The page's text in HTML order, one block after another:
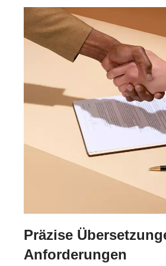
Präzise
Anforderungen